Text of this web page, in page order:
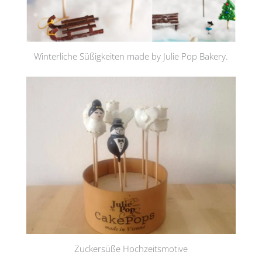
Winterliche Süßigkeiten made by Julie Pop Bakery.
Zuckersüße Hochzeitsmotive